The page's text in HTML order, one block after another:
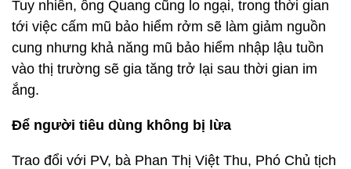
Tuy nhiên, ông Quang cũng lo ngại, trong thời gian
tới việc cấm mũ bảo hiểm rởm sẽ làm giảm nguồn
cung nhưng khả năng mũ bảo hiểm nhập lậu tuồn
vào thị trường sẽ gia tăng trở lại sau thời gian im
ắng.
Để người tiêu dùng không bị lừa
Trao đổi với PV, bà Phan Thị Việt Thu, Phó Chủ tịch